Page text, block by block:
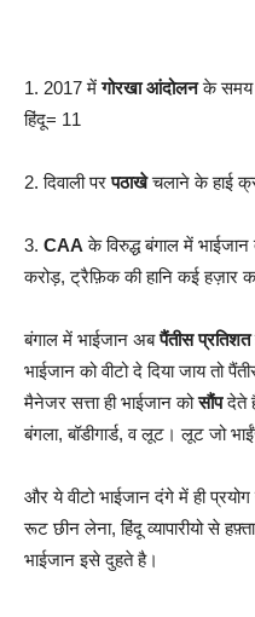
1. 2017 मेंगोरखा आंदोलनके समय
हिंदू= 11
2. दिवाली परपठाखेचलाने के हाई
3. CAA के विरुद्ध बंगाल में भाईजान
करोड़, ट्रैफ़िक की हानि कई हज़ार
बंगाल में भाईजान अबपैंतीस प्रतिशत
भाईजान को वीटो दे दिया जाय तो
मैनेजर सत्ता ही भाईजान कोसौंपदेते
बंगला, बॉडीगार्ड, व लूट। लूट जो
और ये वीटो भाईजान दंगे में ही
रूट छीन लेना, हिंदू व्यापारीयो से
भाईजान इसे दुहते है।